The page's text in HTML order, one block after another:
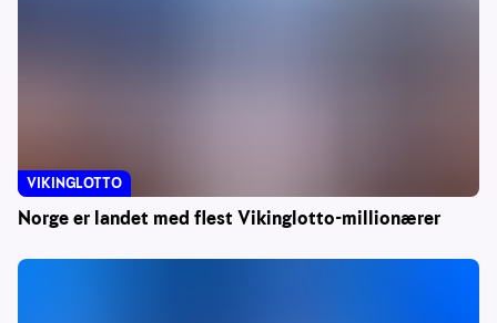
Norge er landet med flest Vikinglotto-millionærer
VIKINGLOTTO